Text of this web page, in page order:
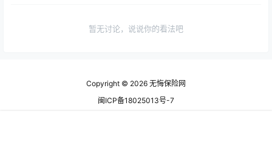
暂无讨论，说说你的看法吧
Copyright © 2026 无悔保险网
闽ICP备18025013号-7